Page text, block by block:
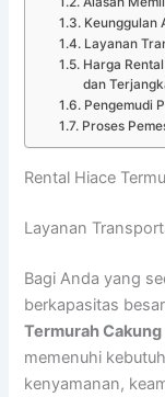
Keunggulan
Layanan
Harga
dan
Pengemudi
Proses
Rental Hiace
Layanan
Bagi Anda yang
berkapasitas
Termurah Cakung
memenuhi
kenyamanan,